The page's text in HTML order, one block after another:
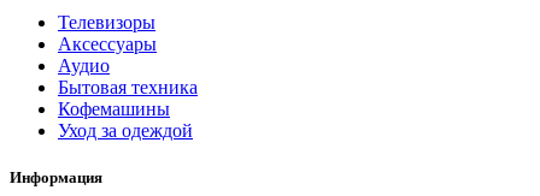
Телевизоры
Аксессуары
Аудио
Бытовая техника
Кофемашины
Уход за одеждой
Информация